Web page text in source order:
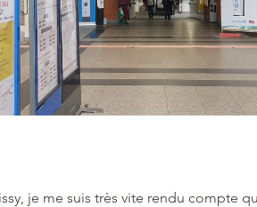
je me suis très vite rendu compte